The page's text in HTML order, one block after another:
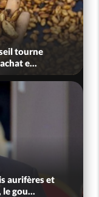
tourne
e...
aurifères et
gou...